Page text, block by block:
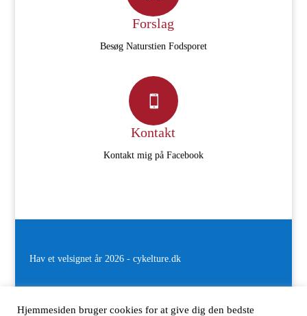
Forslag
Besøg Naturstien Fodsporet

Kontakt
Kontakt mig på Facebook
Hav et velsignet år 2026 - cykelture.dk
Hjemmesiden bruger cookies for at give dig den bedste